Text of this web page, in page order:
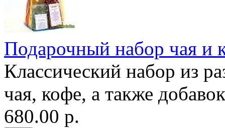
Подарочный набор чая и
Классический набор из
чая, кофе, а также
680.00 р.